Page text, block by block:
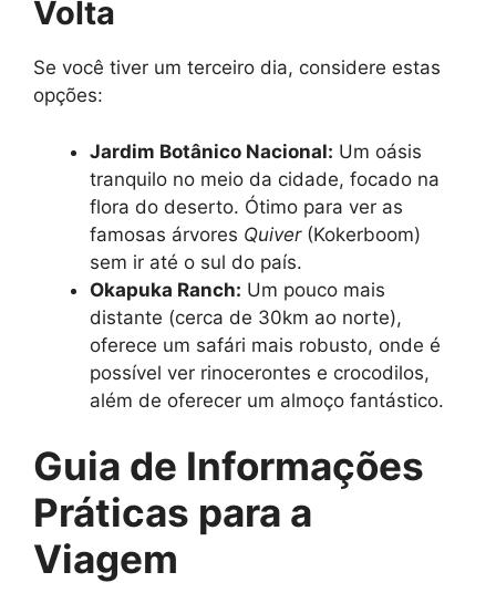
Volta
Se você tiver um terceiro dia, considere estas
opções:
Jardim Botânico Nacional: Um oásis
tranquilo no meio da cidade, focado na
flora do deserto. Ótimo para ver as
famosas árvores Quiver(Kokerboom)
sem ir até o sul do país.
Okapuka Ranch: Um pouco mais
distante (cerca de 30km ao norte),
oferece um safári mais robusto, onde é
possível ver rinocerontes e crocodilos,
além de oferecer um almoço fantástico.
Guia de Informações
Práticas para a
Viagem